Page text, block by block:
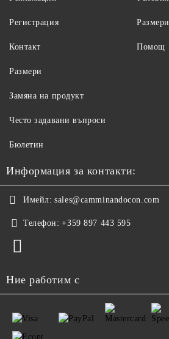
Регистрация
Контакт
Размери
Помощ
Размери
Замяна на продукт
Често задавани въпроси
Бюлетин
Информация за контакти:
Имейл: sales@camminandocon.com
Телефон: +359 897 443 595
Ние работим с